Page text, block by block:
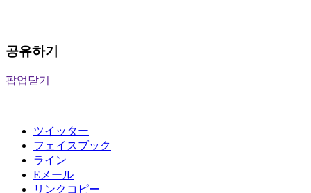
공유하기
팝업닫기
ツイッター
フェイスブック
ライン
Eメール
リンクコピー